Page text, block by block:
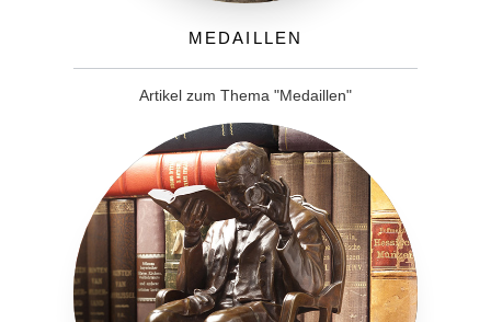
Medaillen
Artikel zum Thema "Medaillen"